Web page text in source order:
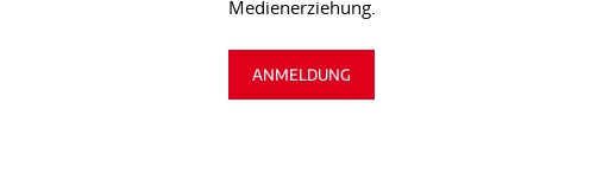
Medienerziehung.
ANMELDUNG